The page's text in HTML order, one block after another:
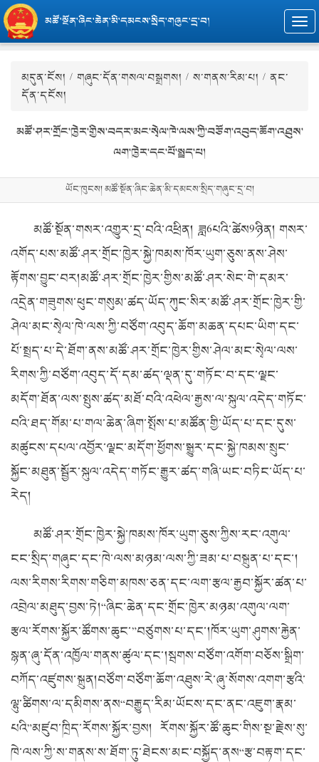
མཚོ་སྔོན་ཞིང་ཆེན་མི་དམངས་སྲིད་གཞུང་དྲ་བ།
མདུན་ངོས། / གཞུང་དོན་གསལ་བསྒྲགས། / ས་གནས་རིམ་པ། / ནང་
དོན་དངོས།
མཚོ་ཤར་གྲོང་ཁྱེར་གྱིས་བདར་མང་སྭེལ་ཁེ་ལས་ཀྱི་བཙོག་འབུད་ཆོག་འཐུས་
ལག་ཁྱེར་དང་པོ་སྤྲད་པ།
ཡོང་ཁུངས། མཚོ་སྔོན་ཞིང་ཆེན་མི་དམངས་སྲིད་གཞུང་དྲ་བ།
མཚོ་སྔོན་གསར་འགྱུར་དྲ་བའི་འཕྲིན། ཟླ6པའི་ཚེས9ཉིན། གསར་
འགོད་པས་མཚོ་ཤར་གྲོང་ཁྱེར་སྐྱེ་ཁམས་ཁོར་ཡུག་ཅུས་ནས་ཤེས་
རྟོགས་བྱུང་བར།མཚོ་ཤར་གྲོང་ཁྱེར་གྱིས་མཚོ་ཤར་སེང་གེ་དམར་
འདྲེན་གཟུགས་ཕུང་གསུམ་ཚད་ཡོད་ཀུང་སིར་མཚོ་ཤར་གྲོང་ཁྱེར་གྱི་
ཤེལ་མང་སྭེལ་ཁེ་ལས་ཀྱི་བཙོག་འབུད་ཆོག་མཆན་དཔང་ཡིག་དང་
པོ་སྤྲད་པ་དེ་ཐོག་ནས་མཚོ་ཤར་གྲོང་ཁྱེར་གྱིས་ཤེལ་མང་སྭེལ་ལས་
རིགས་ཀྱི་བཙོག་འབུད་དོ་དམ་ཚད་ལྡན་དུ་གཏོང་བ་དང་ལྗང་
མདོག་ཐོན་ལས་སྤུས་ཚད་མཐོ་བའི་འཕེལ་རྒྱས་ལ་སྐུལ་འདེད་གཏོང་
བའི་ཐད་གོམ་པ་གལ་ཆེན་ཞིག་སྤོས་པ་མཚོན་གྱི་ཡོད་པ་དང་དུས་
མཚུངས་དཔལ་འབྱོར་ལྗང་མདོག་ཕྱོགས་སྒྱུར་དང་སྐྱེ་ཁམས་སྲུང་
སྐྱོང་མཐུན་སྦྱོར་སྐུལ་འདེད་གཏོང་རྒྱུར་ཚད་གཞི་ཡང་བཏིང་ཡོད་པ་
རེད།
མཚོ་ཤར་གྲོང་ཁྱེར་སྐྱེ་ཁམས་ཁོར་ཡུག་ཅུས་ཀྱིས་རང་འགུལ་
ངང་སྲིད་གཞུང་དང་ཁེ་ལས་མཉམ་ལས་ཀྱི་ཟམ་པ་བསྐྲུན་པ་དང་།
ལས་རིགས་རིགས་གཅིག་མཁས་ཅན་དང་ལག་རྩལ་རྒྱབ་སྐྱོར་ཚན་པ་
འབྲེལ་མཐུད་བྱས་ཏེ།“ཞིང་ཆེན་དང་གྲོང་ཁྱེར་མཉམ་འགུལ་ལག་
རྩལ་རོགས་སྐྱོར་ཚོགས་ཆུང་”བཙུགས་པ་དང་།ཁོར་ཡུག་ཤུགས་རྐྱེན་
སྙན་ཞུ་དོན་འཁྱོལ་གནས་ཚུལ་དང་།སྦགས་བཙོག་འགོག་བཅོས་སྒྲིག་
བཀོད་འཛུགས་སྐྲུན།བཙོག་བཙོག་ཆོག་འཐུས་རེ་ཞུ་སོགས་འགག་རྩའི་
ལྷུ་ཚིགས་ལ་དམིགས་ནས“བརྒྱུད་རིམ་ཡོངས་དང་ནང་འཇུག་རྣམ་
པའི”མཛུབ་ཁྲིད་རོགས་སྐྱོར་བྱས། རོགས་སྐྱོར་ཚོ་ཆུང་གིས་སྔ་རྗེས་སུ་
ཁེ་ལས་ཀྱི་ས་གནས་ས་ཐོག་ཏུ་ཐེངས་མང་བསྐྱོད་ནས“རྩ་བརྟག་དང་